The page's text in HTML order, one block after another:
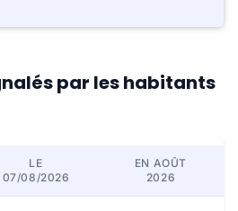
par les habitants
LE
07/08/2026
EN AOÛT
2026